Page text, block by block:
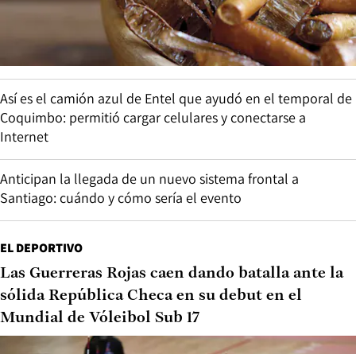
Así es el camión azul de Entel que ayudó en el temporal de
Coquimbo: permitió cargar celulares y conectarse a
Internet
Anticipan la llegada de un nuevo sistema frontal a
Santiago: cuándo y cómo sería el evento
EL DEPORTIVO
Las Guerreras Rojas caen dando batalla ante la
sólida República Checa en su debut en el
Mundial de Vóleibol Sub 17